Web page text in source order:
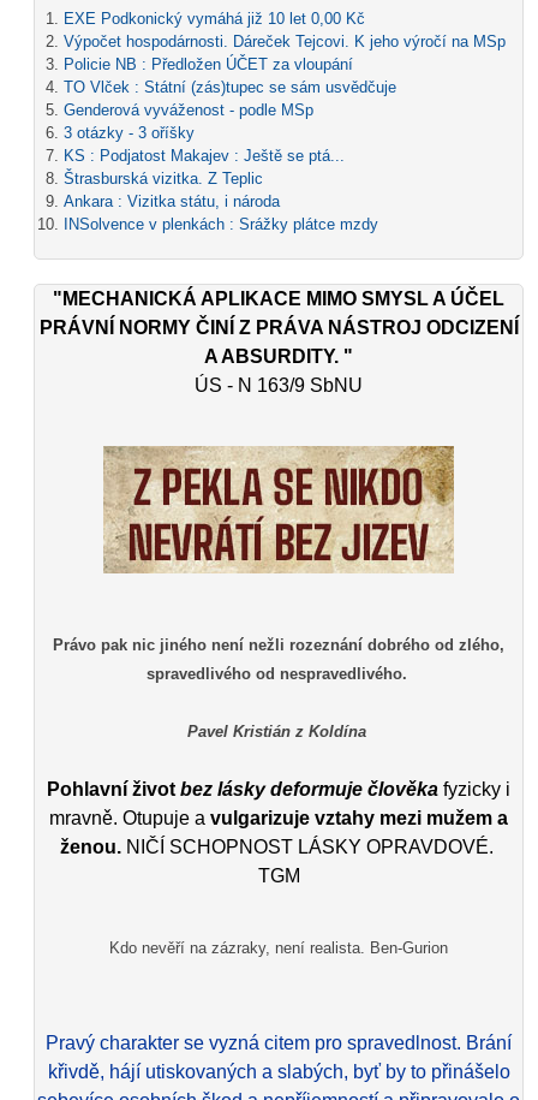
EXE Podkonický vymáhá již 10 let 0,00 Kč
Výpočet hospodárnosti. Dáreček Tejcovi. K jeho výročí na MSp
Policie NB : Předložen ÚČET za vloupání
TO Vlček : Státní (zás)tupec se sám usvědčuje
Genderová vyváženost - podle MSp
3 otázky - 3 oříšky
KS : Podjatost Makajev : Ještě se ptá...
Štrasburská vizitka. Z Teplic
Ankara : Vizitka státu, i národa
INSolvence v plenkách : Srážky plátce mzdy
"MECHANICKÁ APLIKACE MIMO SMYSL A ÚČEL
PRÁVNÍ NORMY ČINÍ Z PRÁVA NÁSTROJ ODCIZENÍ
A ABSURDITY. "
ÚS - N 163/9 SbNU
Právo pak nic jiného není nežli rozeznání dobrého od zlého,
spravedlivého od nespravedlivého.
Pavel Kristián z Koldína
Pohlavní život bez lásky deformuje člověka fyzicky i
mravně. Otupuje avulgarizuje vztahy mezi mužem a
ženou. NIČÍ SCHOPNOST LÁSKY OPRAVDOVÉ.
TGM
Kdo nevěří na zázraky, není realista. Ben-Gurion
Pravý charakter se vyzná citem pro spravedlnost. Brání
křivdě, hájí utiskovaných a slabých, byť by to přinášelo